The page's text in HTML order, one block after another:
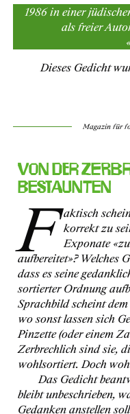
1986 in einer
als freier
Dieses Gedicht
Magazin für
Von der
Bestaunten
F aktisch
korrekt zu
Exponate
aufbereitet»? Welches
dass es seine
sortierter Ordnung
Sprachbild scheint
wo sonst lassen sich
Pinzette (oder einem
Zerbrechlich sind sie,
wohlsortiert. Doch
Das Gedicht
bleibt unbeschrieben,
Gedanken anstellen